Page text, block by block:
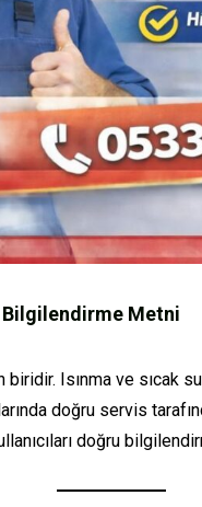
Metni
Isınma ve sıcak
doğru servis
doğru